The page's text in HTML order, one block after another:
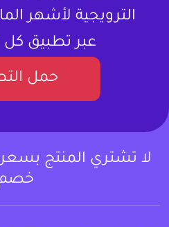
الترويجية لأشهر
عبر تطبيق كل
حمل
لا تشتري المنتج